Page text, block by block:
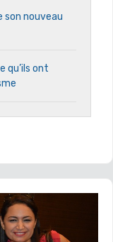
son nouveau
qu’ils ont